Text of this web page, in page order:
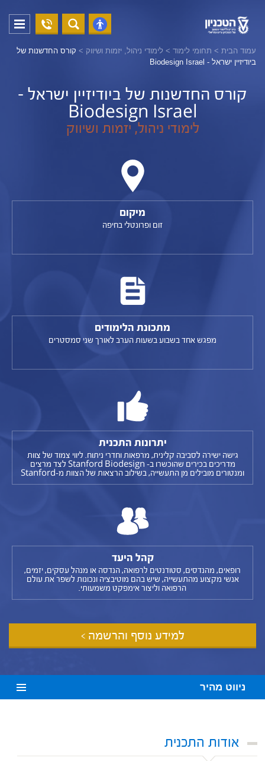
פתח
נגישות
04-
8294228
פתח
עמוד הבית > תחומי לימוד > לימודי ניהול, יזמות ושיווק > קורס החדשנות של
ביודיזיין ישראל - Biodesign Israel
קורס החדשנות של ביודיזיין ישראל -
Biodesign Israel
לימודי ניהול, יזמות ושיווק
מיקום
זום ופרונטלי בחיפה
מתכונת הלימודים
מפגש אחד בשבוע בשעות הערב לאורך שני סמסטרים
יתרונות התכנית
גישה ישירה לסביבה קלינית, מרפאות וחדרי ניתוח. ליווי צמוד של צוות
מדריכים בכירים שהוכשרו ב- Stanford Biodesign לצד מרצים
ומנטורים מובילים מן התעשייה, בשילוב הרצאות של הצוות מ-Stanford
קהל היעד
רופאים, מהנדסים, סטודנטים לרפואה, הנדסה או מנהל עסקים, יזמים,
אנשי מקצוע מהתעשייה, שיש בהם מוטיבציה ונכונות לשפר את עולם
הרפואה וליצור אימפקט משמעותי.
למידע נוסף והרשמה >
ניווט מהיר
אודות התכנית